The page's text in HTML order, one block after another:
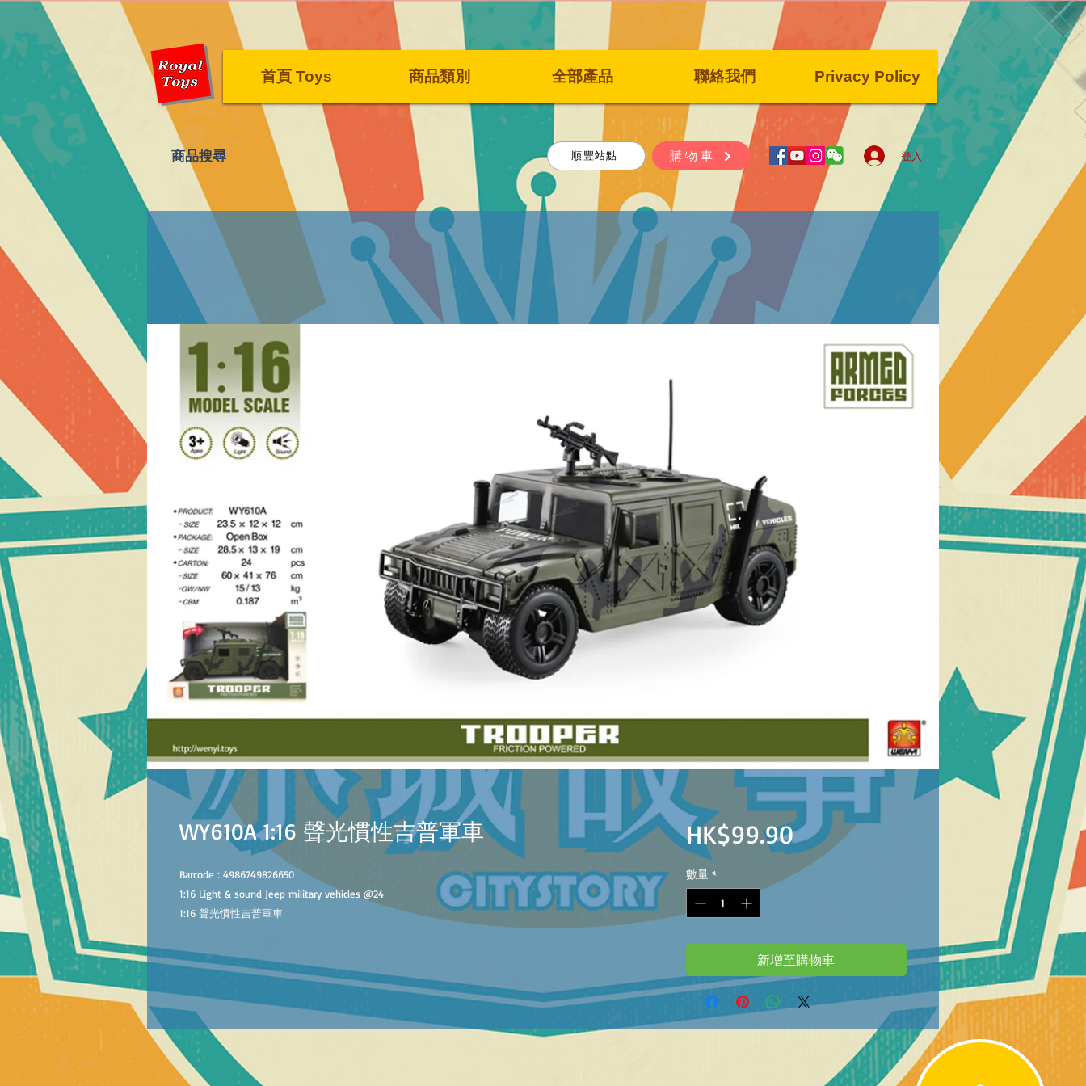
首頁 Toys 商品類別 全部產品 聯絡我們 Privacy Policy
​商品搜尋 順豐站點 購物車 登入
WY610A 1:16 聲光慣性吉普軍車
Barcode : 4986749826650
1:16 Light & sound Jeep military vehicles @24
1:16 聲光慣性吉普軍車
HK$99.90價
格
數量 *
新增至購物車